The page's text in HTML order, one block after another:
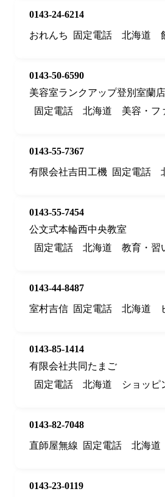
0143-24-6214
おれんち
固定電話 北海道
0143-50-6590
美容室ランクアップ登別室蘭店
固定電話
北海道 美容・フ
0143-55-7367
有限会社吉田工機 固定電話
0143-55-7454
公文式本輪西中央教室
固定電話
北海道 教育・習
0143-44-8487
室村吉信 固定電話 北海道
0143-85-1414
有限会社共同たまご
固定電話
北海道 ショッピ
0143-82-7048
直師屋無線
固定電話 北海道
0143-23-0119